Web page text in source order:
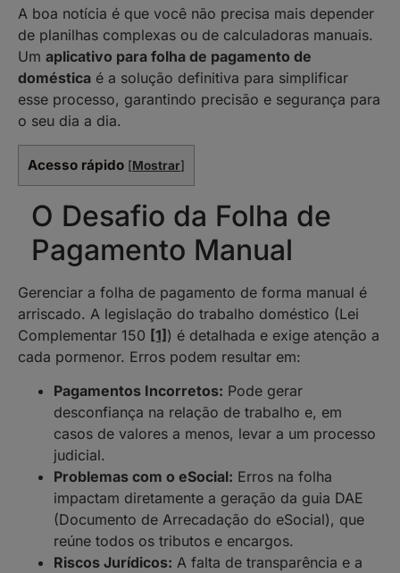
A boa notícia é que você não precisa mais depender
de planilhas complexas ou de calculadoras manuais.
Um aplicativo para folha de pagamento de
doméstica é a solução definitiva para simplificar
esse processo, garantindo precisão e segurança para
o seu dia a dia.
Acesso rápido [Mostrar]
O Desafio da Folha de
Pagamento Manual
Gerenciar a folha de pagamento de forma manual é
arriscado. A legislação do trabalho doméstico (Lei
Complementar 150 [1]) é detalhada e exige atenção a
cada pormenor. Erros podem resultar em:
Pagamentos Incorretos: Pode gerar
desconfiança na relação de trabalho e, em
casos de valores a menos, levar a um processo
judicial.
Problemas com o eSocial: Erros na folha
impactam diretamente a geração da guia DAE
(Documento de Arrecadação do eSocial), que
reúne todos os tributos e encargos.
Riscos Jurídicos: A falta de transparência e a